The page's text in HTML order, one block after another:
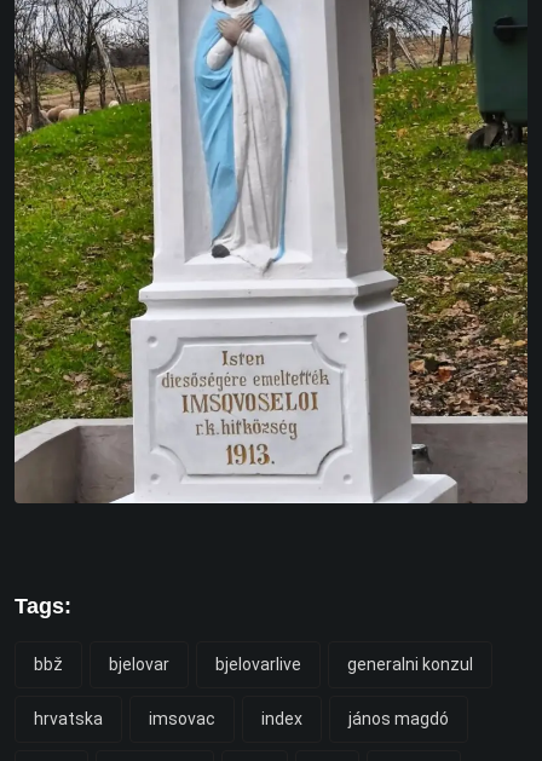
Tags:
bbž bjelovar bjelovarlive generalni konzul
hrvatska imsovac index jános magdó